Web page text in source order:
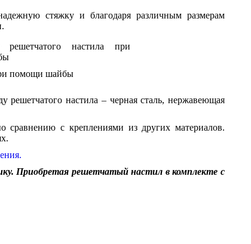
стяжку и благодаря различным размерам
помощи шайбы
решетчатого настила – черная сталь, нержавеющая
сравнению с креплениями из других материалов.
Приобретая решетчатый настил в комплекте с